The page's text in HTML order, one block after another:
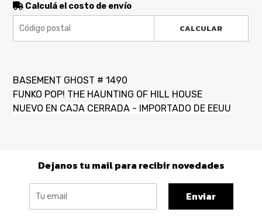
Calculá el costo de envío
CALCULAR
BASEMENT GHOST # 1490
FUNKO POP! THE HAUNTING OF HILL HOUSE
NUEVO EN CAJA CERRADA - IMPORTADO DE EEUU
Dejanos tu mail para recibir novedades
Enviar